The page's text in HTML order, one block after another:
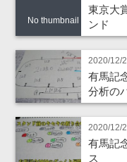
No thumbnail
東京大
ンド
2020/12/
有馬記
分析の
2020/12/
有馬記
ス